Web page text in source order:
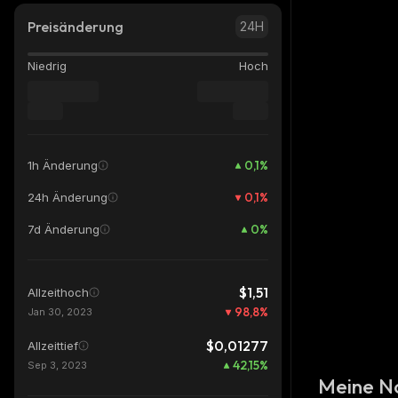
Preisänderung 24H
Niedrig Hoch
1h Änderung 0,1%
24h Änderung 0,1%
7d Änderung 0%
Allzeithoch $1,51
Jan 30, 2023 98,8%
Allzeittief $0,01277
Sep 3, 2023 42,15%
Meine